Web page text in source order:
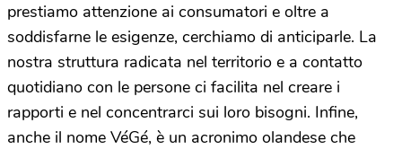
prestiamo attenzione ai consumatori e oltre a
soddisfarne le esigenze, cerchiamo di anticiparle. La
nostra struttura radicata nel territorio e a contatto
quotidiano con le persone ci facilita nel creare i
rapporti e nel concentrarci sui loro bisogni. Infine,
anche il nome VéGé, è un acronimo olandese che